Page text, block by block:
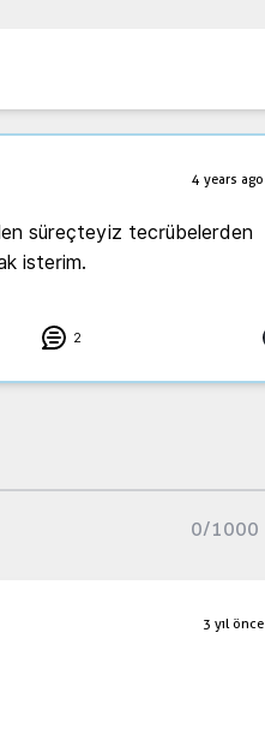
4 years ago
süreçteyiz tecrübelerden
isterim.
2
0/1000
3 yıl önce